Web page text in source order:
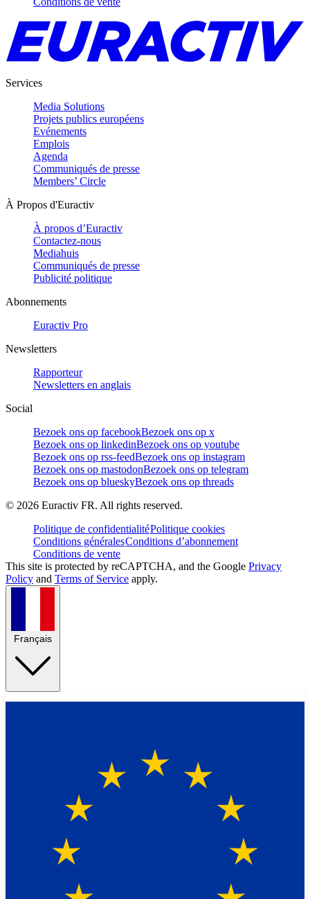
Services
Media Solutions
Projets publics européens
Evénements
Emplois
Agenda
Communiqués de presse
Members’ Circle
À Propos d'Euractiv
À propos d’Euractiv
Contactez-nous
Mediahuis
Communiqués de presse
Publicité politique
Abonnements
Euractiv Pro
Newsletters
Rapporteur
Newsletters en anglais
Social
Bezoek ons op facebookBezoek ons op x
Bezoek ons op linkedinBezoek ons op youtube
Bezoek ons op rss-feedBezoek ons op instagram
Bezoek ons op mastodonBezoek ons op telegram
Bezoek ons op blueskyBezoek ons op threads
© 2026 Euractiv FR. All rights reserved.
Politique de confidentialitéPolitique cookies
Conditions généralesConditions d’abonnement
Conditions de vente
This site is protected by reCAPTCHA, and the Google Privacy
Policy and Terms of Service apply.
Français